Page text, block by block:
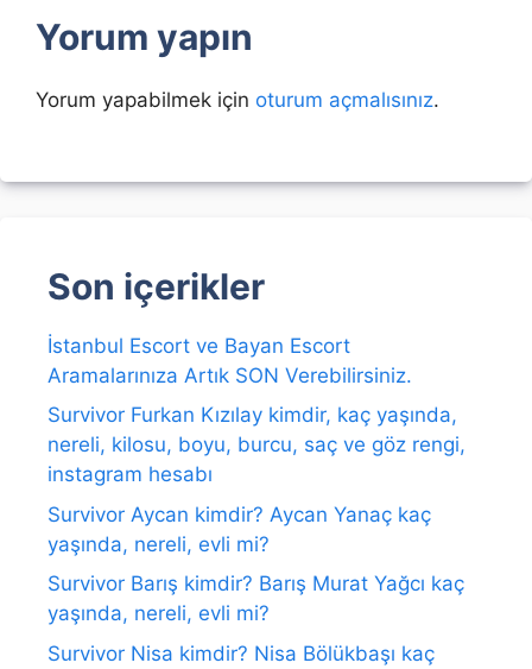
Yorum yapın
Yorum yapabilmek için oturum açmalısınız.
Son içerikler
İstanbul Escort ve Bayan Escort
Aramalarınıza Artık SON Verebilirsiniz.
Survivor Furkan Kızılay kimdir, kaç yaşında,
nereli, kilosu, boyu, burcu, saç ve göz rengi,
instagram hesabı
Survivor Aycan kimdir? Aycan Yanaç kaç
yaşında, nereli, evli mi?
Survivor Barış kimdir? Barış Murat Yağcı kaç
yaşında, nereli, evli mi?
Survivor Nisa kimdir? Nisa Bölükbaşı kaç